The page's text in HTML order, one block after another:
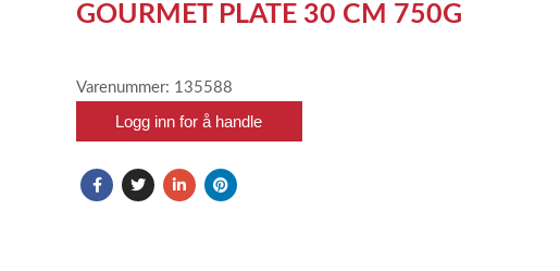
GOURMET PLATE 30 CM 750G
Varenummer: 135588
Logg inn for å handle